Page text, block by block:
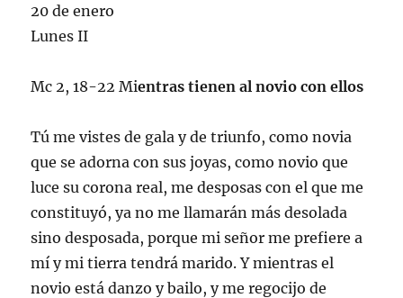
20 de enero
Lunes II
Mc 2, 18-22 Mientras tienen al novio con ellos
Tú me vistes de gala y de triunfo, como novia
que se adorna con sus joyas, como novio que
luce su corona real, me desposas con el que me
constituyó, ya no me llamarán más desolada
sino desposada, porque mi señor me prefiere a
mí y mi tierra tendrá marido. Y mientras el
novio está danzo y bailo, y me regocijo de